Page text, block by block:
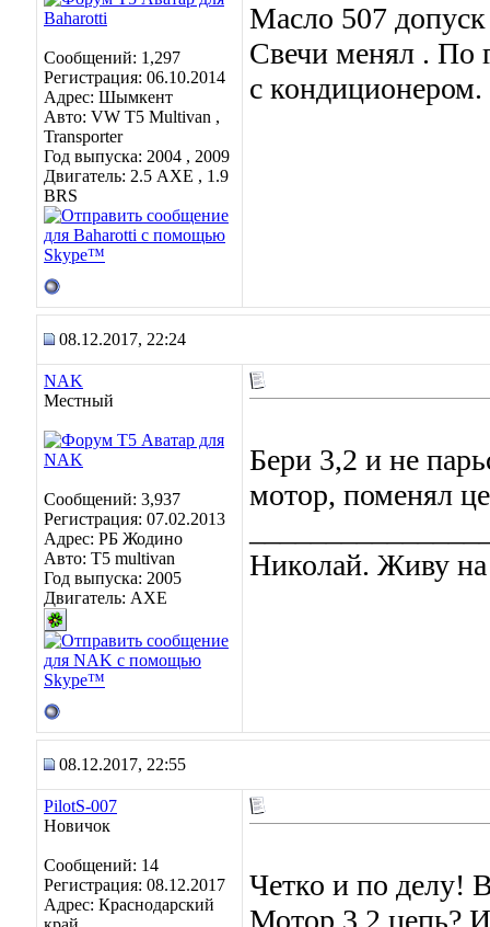
Сообщений: 1,297
Регистрация: 06.10.2014
Адрес: Шымкент
Авто: VW T5 Multivan ,
Transporter
Год выпуска: 2004 , 2009
Двигатель: 2.5 AXE , 1.9
BRS
Масло 507
Свечи менял . По
с
08.12.2017, 22:24
NAK
Местный
Сообщений: 3,937
Регистрация: 07.02.2013
Адрес: РБ Жодино
Авто: T5 multivan
Год выпуска: 2005
Двигатель: AXE
Бери 3,2 и не
мотор, поменял
Николай. Живу на
08.12.2017, 22:55
PilotS-007
Новичок
Сообщений: 14
Регистрация: 08.12.2017
Адрес: Краснодарский
Четко и по делу!
Мотор 3,2 цепь?